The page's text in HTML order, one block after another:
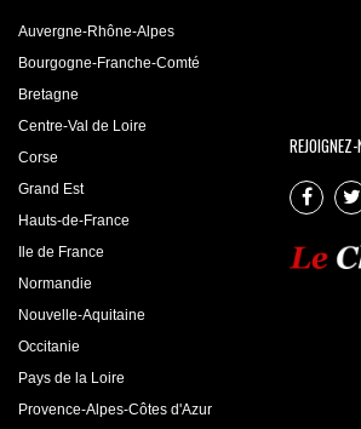
Auvergne-Rhône-Alpes
Bourgogne-Franche-Comté
Bretagne
Centre-Val de Loire
Corse
Grand Est
Hauts-de-France
Ile de France
Normandie
Nouvelle-Aquitaine
Occitanie
Pays de la Loire
Provence-Alpes-Côtes d'Azur